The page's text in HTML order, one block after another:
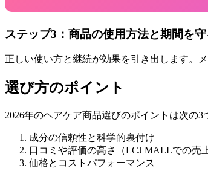
ステップ3：商品の使用方法と期間を守
正しい使い方と継続が効果を引き出します。
選び方のポイント
2026年のヘアケア商品選びのポイントは次の3
成分の信頼性と科学的裏付け
口コミや評価の高さ（LCJ MALLでの売
価格とコストパフォーマンス